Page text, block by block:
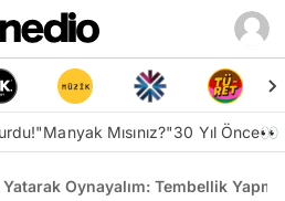
"Manyak Mısınız?"30 Yıl Önce👀
Oynayalım: Tembellik